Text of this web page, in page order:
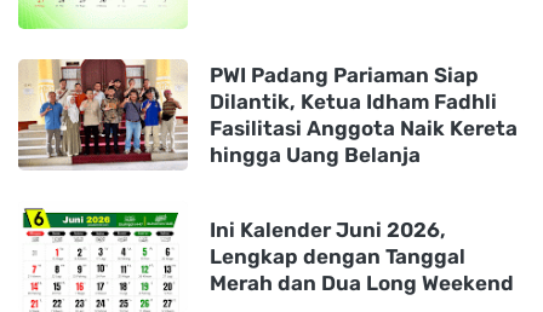
PWI Padang Pariaman Siap
Dilantik, Ketua Idham Fadhli
Fasilitasi Anggota Naik Kereta
hingga Uang Belanja
Ini Kalender Juni 2026,
Lengkap dengan Tanggal
Merah dan Dua Long Weekend